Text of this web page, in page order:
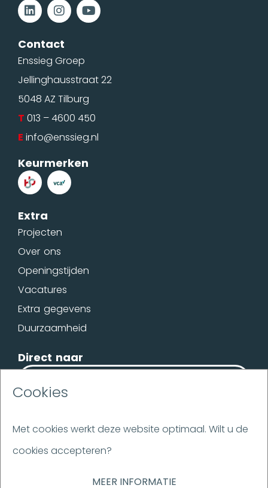
Cookies
Met cookies werkt deze website optimaal. Wilt u de
cookies accepteren?
MEER INFORMATIE
Contact
Enssieg Groep
Jellinghausstraat 22
5048 AZ Tilburg
T 013 – 4600 450
E info@enssieg.nl
Keurmerken
Extra
Projecten
Over ons
Openingstijden
Vacatures
Extra gegevens
Duurzaamheid
Direct naar
Disclaimer